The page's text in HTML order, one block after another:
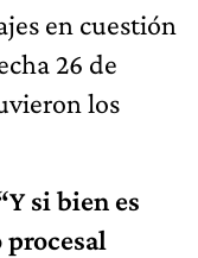
en cuestión
26 de
los
si bien es